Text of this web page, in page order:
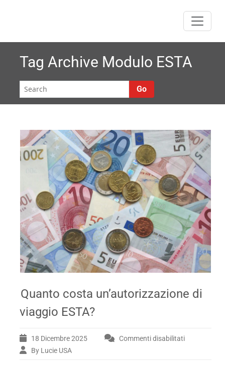
Tag Archive Modulo ESTA
Go
Quanto costa un’autorizzazione di
viaggio ESTA?
18 Dicembre 2025 Commenti disabilitatisu
By Lucie USA